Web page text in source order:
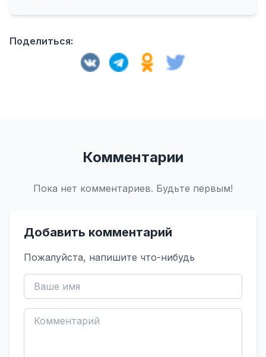
Поделиться:
Комментарии
Пока нет комментариев. Будьте первым!
Добавить комментарий
Пожалуйста, напишите что-нибудь